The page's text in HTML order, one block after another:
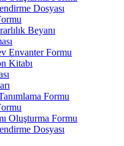
Dosyası
Beyanı
Envanter Formu
Kitabı
Formu
Oluşturma Formu
Dosyası